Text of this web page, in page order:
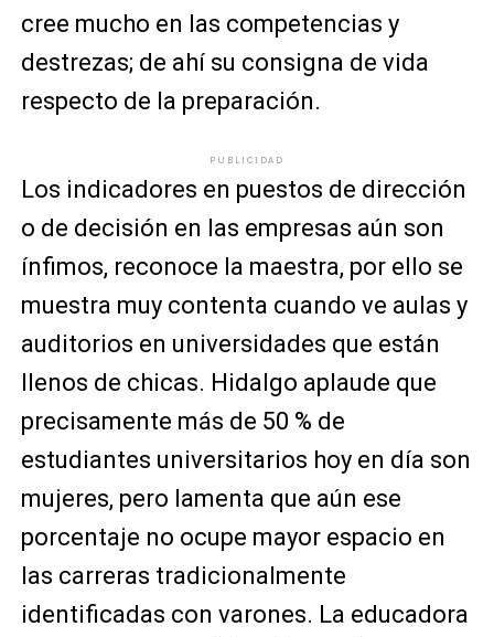
cree mucho en las competencias y
destrezas; de ahí su consigna de vida
respecto de la preparación.
PUBLICIDAD
Los indicadores en puestos de dirección
o de decisión en las empresas aún son
ínfimos, reconoce la maestra, por ello se
muestra muy contenta cuando ve aulas y
auditorios en universidades que están
llenos de chicas. Hidalgo aplaude que
precisamente más de 50 % de
estudiantes universitarios hoy en día son
mujeres, pero lamenta que aún ese
porcentaje no ocupe mayor espacio en
las carreras tradicionalmente
identificadas con varones. La educadora